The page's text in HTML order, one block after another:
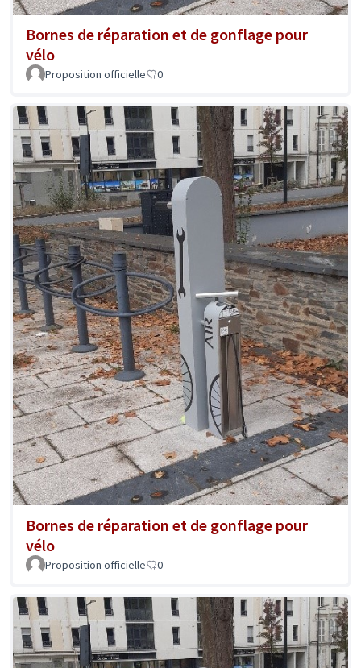
Bornes de réparation et de gonflage pour
vélo
Proposition officielle 0
Bornes de réparation et de gonflage pour
vélo
Proposition officielle 0